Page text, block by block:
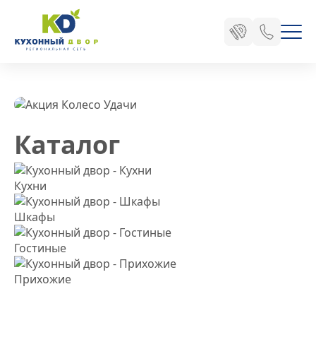
Каталог
Каталог
Кухни
Шкафы
Гостиные
Прихожие